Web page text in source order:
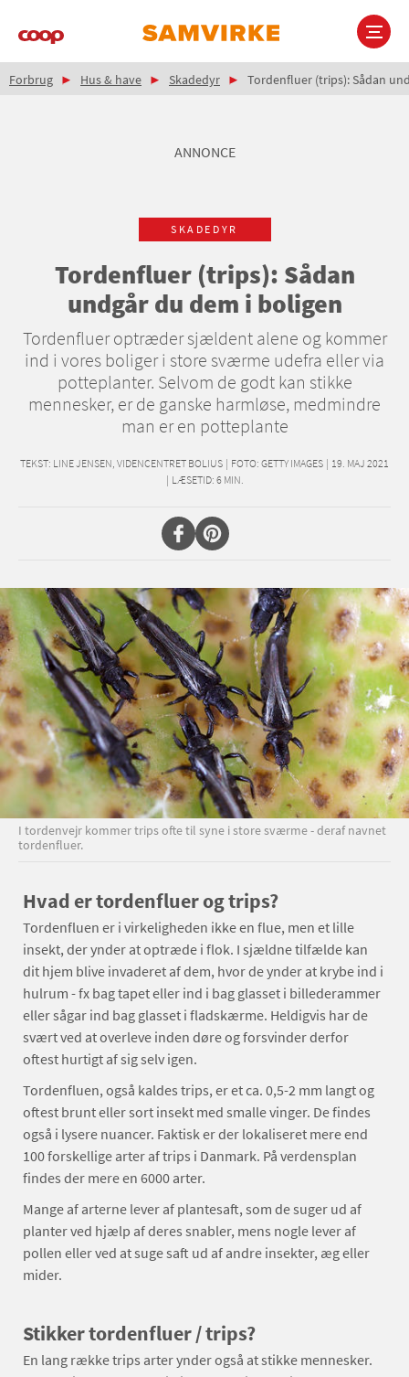
Main
Brødkrumme
Forbrug Hus & have Skadedyr Tordenfluer (trips): Sådan
ANNONCE
SKADEDYR
Tordenfluer (trips): Sådan
undgår du dem i boligen
Tordenfluer optræder sjældent alene og kommer
ind i vores boliger i store sværme udefra eller via
potteplanter. Selvom de godt kan stikke
mennesker, er de ganske harmløse, medmindre
man er en potteplante
TEKST: LINE JENSEN, VIDENCENTRET BOLIUS | FOTO: GETTY IMAGES | 19. MAJ 2021
| LÆSETID: 6 MIN.
I tordenvejr kommer trips ofte til syne i store sværme - deraf navnet
tordenfluer.
Hvad er tordenfluer og trips?
Tordenfluen er i virkeligheden ikke en flue, men et lille
insekt, der ynder at optræde i flok. I sjældne tilfælde kan
dit hjem blive invaderet af dem, hvor de ynder at krybe ind i
hulrum - fx bag tapet eller ind i bag glasset i billederammer
eller sågar ind bag glasset i fladskærme. Heldigvis har de
svært ved at overleve inden døre og forsvinder derfor
oftest hurtigt af sig selv igen.
Tordenfluen, også kaldes trips, er et ca. 0,5-2 mm langt og
oftest brunt eller sort insekt med smalle vinger. De findes
også i lysere nuancer. Faktisk er der lokaliseret mere end
100 forskellige arter af trips i Danmark. På verdensplan
findes der mere en 6000 arter.
Mange af arterne lever af plantesaft, som de suger ud af
planter ved hjælp af deres snabler, mens nogle lever af
pollen eller ved at suge saft ud af andre insekter, æg eller
mider.
Stikker tordenfluer / trips?
En lang række trips arter ynder også at stikke mennesker.